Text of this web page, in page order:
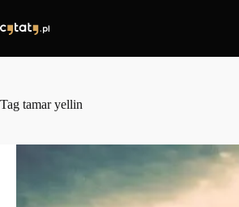
treści
Tag tamar yellin